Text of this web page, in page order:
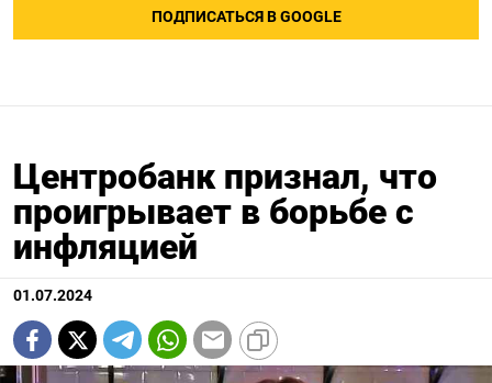
ПОДПИСАТЬСЯ В GOOGLE
Центробанк признал, что
проигрывает в борьбе с
инфляцией
01.07.2024